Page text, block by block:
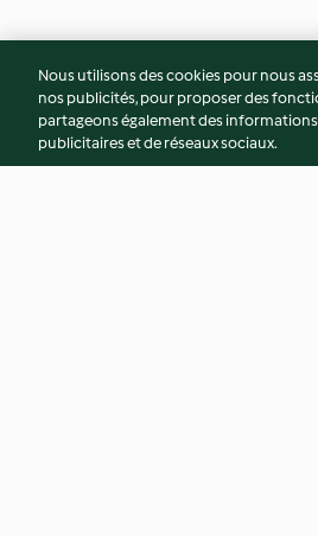
Nous utilisons des cookies pour nous
nos publicités, pour proposer des
partageons également des
publicitaires et de réseaux sociaux.